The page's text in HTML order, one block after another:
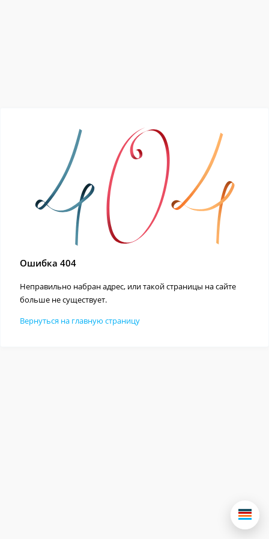
Ошибка 404
Неправильно набран адрес, или такой страницы на сайте
больше не существует.
Вернуться на главную страницу